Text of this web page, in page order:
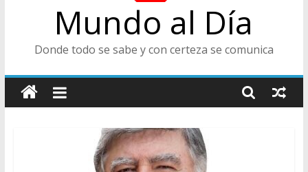
Mundo al Día
Donde todo se sabe y con certeza se comunica